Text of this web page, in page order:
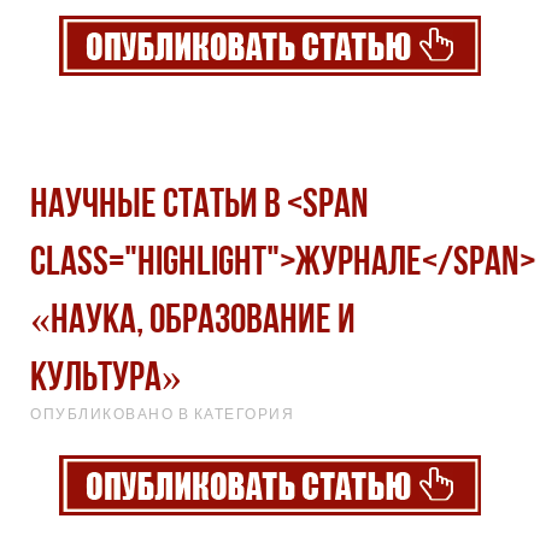
Научные статьи в <span
class="highlight">журнале</span>
«Наука, образование и
культура»
ОПУБЛИКОВАНО В КАТЕГОРИЯ